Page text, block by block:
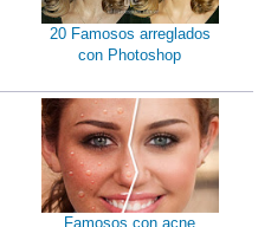
20 Famosos arreglados
con Photoshop
Famosos con acne